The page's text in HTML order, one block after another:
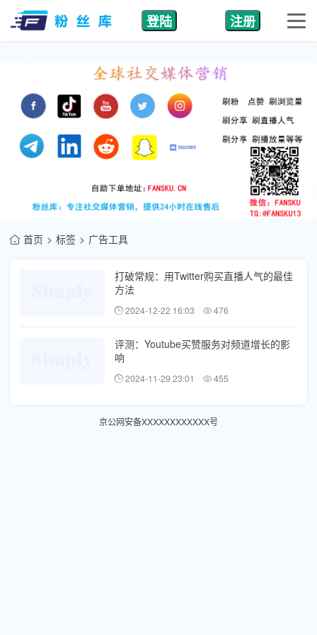
登陆 注册
首页 标签 广告工具
打破常规：用Twitter购买直播人气的最佳
方法
2024-12-22 16:03 476
评测：Youtube买赞服务对频道增长的影
响
2024-11-29 23:01 455
京公网安备XXXXXXXXXXXX号